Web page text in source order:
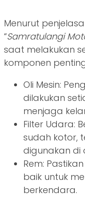
Menurut
“Samratulangi
saat melakukan
komponen
Oli Mesin:
dilakukan
menjaga
Filter Udara:
sudah kotor,
digunakan di
Rem: Pastikan
baik untuk
berkendara.